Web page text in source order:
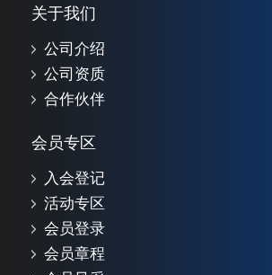
关于我们
公司介绍
公司资质
合作伙伴
会员专区
入会登记
活动专区
会员登录
会员章程